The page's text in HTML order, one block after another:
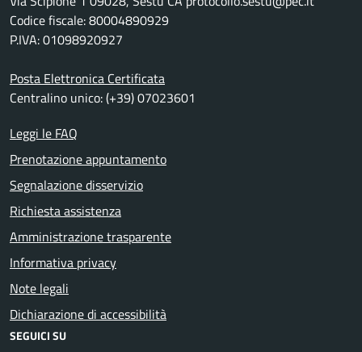
Codice fiscale: 80004890929
P.IVA: 01098920927
Posta Elettronica Certificata
Centralino unico: (+39) 07023601
Leggi le FAQ
Prenotazione appuntamento
Segnalazione disservizio
Richiesta assistenza
Amministrazione trasparente
Informativa privacy
Note legali
Dichiarazione di accessibilità
SEGUICI SU